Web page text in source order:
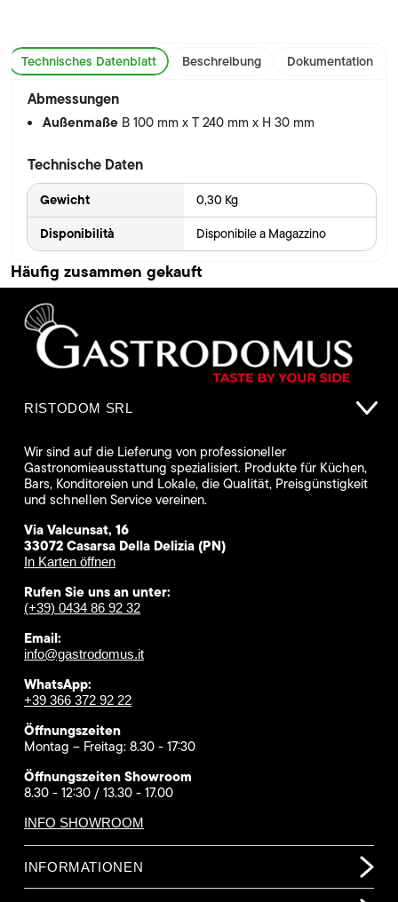
Technisches Datenblatt Beschreibung Dokumentation
Abmessungen
Außenmaße B 100 mm x T 240 mm x H 30 mm
Technische Daten
Gewicht 0,30 Kg
Disponibilità Disponibile a Magazzino
Häufig zusammen gekauft
RISTODOM SRL
Wir sind auf die Lieferung von professioneller
Gastronomieausstattung spezialisiert. Produkte für Küchen,
Bars, Konditoreien und Lokale, die Qualität, Preisgünstigkeit
und schnellen Service vereinen.
Via Valcunsat, 16
33072 Casarsa Della Delizia (PN)
In Karten öffnen
Rufen Sie uns an unter:
(+39) 0434 86 92 32
Email:
info@gastrodomus.it
WhatsApp:
+39 366 372 92 22
Öffnungszeiten
Montag – Freitag: 8.30 - 17:30
Öffnungszeiten Showroom
8.30 - 12:30 / 13.30 - 17.00
INFO SHOWROOM
INFORMATIONEN